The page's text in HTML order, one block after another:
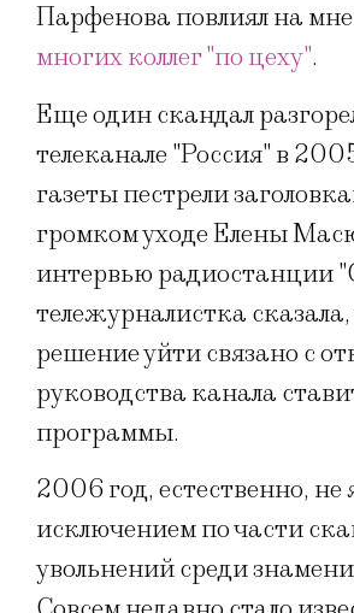
Парфенова повлиял на
многих коллег "по цеху".
Еще один скандал
телеканале "Россия" в
газеты пестрели
громком уходе Елены
интервью радиостанции
тележурналистка сказала,
решение уйти связано с
руководства канала
программы.
2006 год, естественно, не
исключением по части
увольнений среди